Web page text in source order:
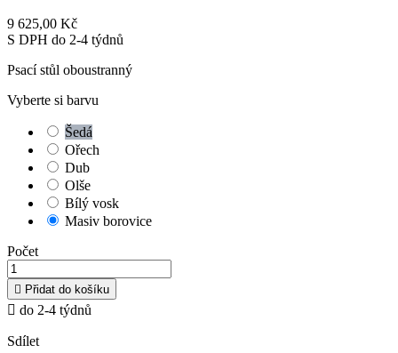
9 625,00 Kč
S DPH do 2-4 týdnů
Psací stůl oboustranný
Vyberte si barvu
Šedá
Ořech
Dub
Olše
Bílý vosk
Masiv borovice
Počet
 Přidat do košíku
 do 2-4 týdnů
Sdílet